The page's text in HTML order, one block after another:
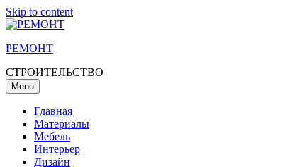
Skip to content
РЕМОНТ
СТРОИТЕЛЬСТВО
Menu
Главная
Материалы
Мебель
Интерьер
Дизайн